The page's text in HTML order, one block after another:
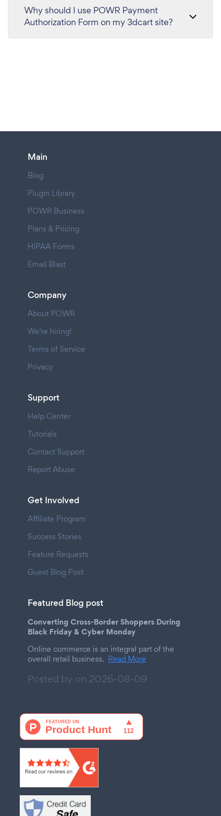
Why should I use POWR Payment
Authorization Form on my 3dcart site?
Main
Blog
Plugin Library
POWR Business
Plans & Pricing
HIPAA Forms
Email Blast
Company
About POWR
We're hiring!
Terms of Service
Privacy
Support
Help Center
Tutorials
Contact Support
Report Abuse
Get Involved
Affiliate Program
Success Stories
Feature Requests
Guest Blog Post
Featured Blog post
Converting Cross-Border Shoppers During
Black Friday & Cyber Monday
Online commerce is an integral part of the
overall retail business. Read More
Posted by on 2026-08-09